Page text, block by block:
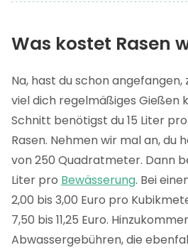
Was kostet Rasen
Na, hast du schon angefangen,
viel dich regelmäßiges Gießen
Schnitt benötigst du 15 Liter
Rasen. Nehmen wir mal an, du
von 250 Quadratmeter. Dann
Liter pro Bewässerung. Bei
2,00 bis 3,00 Euro pro
7,50 bis 11,25 Euro.
Abwassergebühren, die